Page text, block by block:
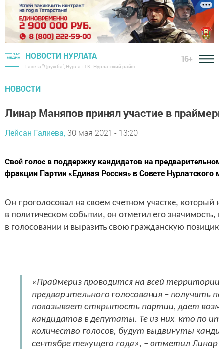
НОВОСТИ НУРЛАТА
Газета "Дружба", Нурлат ТВ - Нурлатский район
16+
НОВОСТИ
Линар Маняпов принял участие в
Лейсан Галиева, 30 мая 2021 - 13:20
​​​​​​​Свой голос в поддержку кандидатов на
фракции Партии «Единая Россия» в Совете
Он проголосовал на своем счетном участке,
в политическом событии, он отметил его
в голосовании и выразить свою гражданскую
«Праймериз проводится на всей
предварительного голосования – получить
показывает открытость партии, дает
кандидатов в депутаты. Те из них, кто по
количество голосов, будут выдвинуты
сентябре текущего года», – отметил Линар